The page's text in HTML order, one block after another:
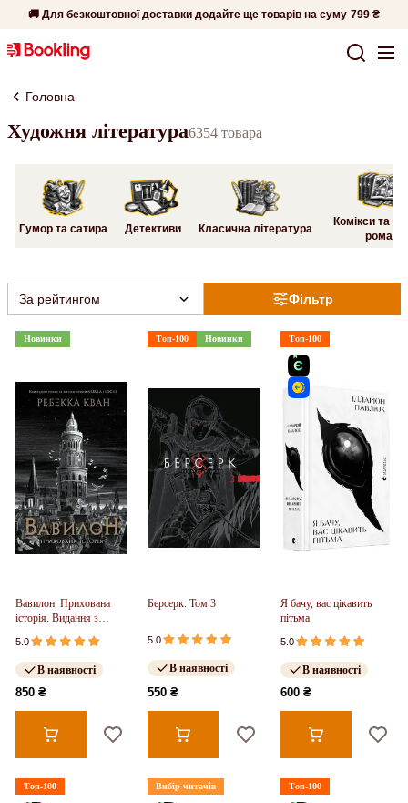
🚚 Для безкоштовної доставки додайте ще товарів на суму 799 ₴
Головна
Художня література6354 товара
Гумор та сатира Детективи Класична література
Комікси та
романи
Фільтр
За рейтингом
Новинки
Вавилон. Прихована
історія. Видання з
ілюстрованим зрізом
(у)
5.0
В наявності
850 ₴
Топ-100 Новинки
Берсерк. Том 3
5.0
В наявності
550 ₴
Топ-100
Я бачу, вас цікавить
пітьма
5.0
В наявності
600 ₴
Топ-100 Вибір читачів Топ-100